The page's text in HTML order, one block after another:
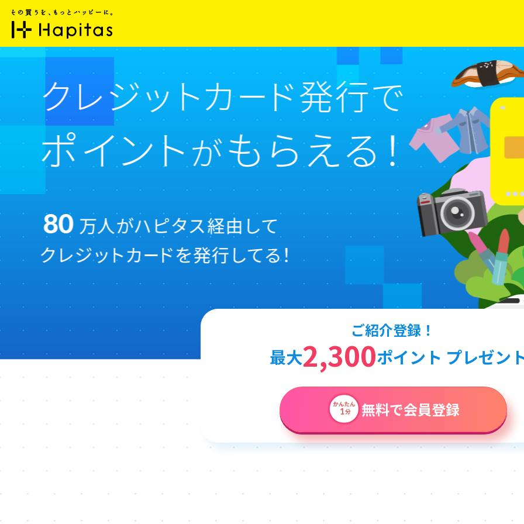
ご紹介登録！
最大2,300ポイント プレゼン
無料で会員登録